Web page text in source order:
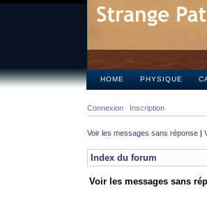
HOME PHYSIQUE
Connexion Inscription
Voir les messages sans réponse |
Index du forum
Voir les messages sans